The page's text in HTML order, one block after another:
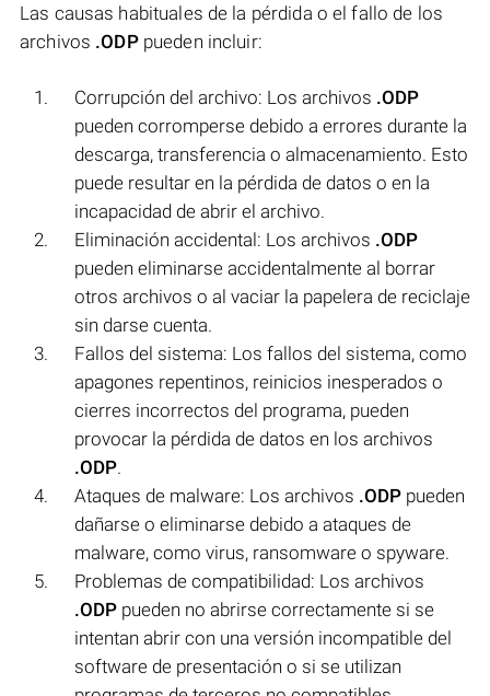
Las causas habituales de la pérdida o el fallo de los
archivos .ODPpueden incluir:
Corrupción del archivo: Los archivos .ODP
pueden corromperse debido a errores durante la
descarga, transferencia o almacenamiento. Esto
puede resultar en la pérdida de datos o en la
incapacidad de abrir el archivo.
Eliminación accidental: Los archivos .ODP
pueden eliminarse accidentalmente al borrar
otros archivos o al vaciar la papelera de reciclaje
sin darse cuenta.
Fallos del sistema: Los fallos del sistema, como
apagones repentinos, reinicios inesperados o
cierres incorrectos del programa, pueden
provocar la pérdida de datos en los archivos
.ODP.
Ataques de malware: Los archivos .ODP pueden
dañarse o eliminarse debido a ataques de
malware, como virus, ransomware o spyware.
Problemas de compatibilidad: Los archivos
.ODP pueden no abrirse correctamente si se
intentan abrir con una versión incompatible del
software de presentación o si se utilizan